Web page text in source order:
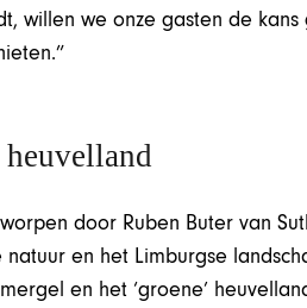
willen we onze gasten de
door Ruben Buter van
en het Limburgse
en het ‘groene’